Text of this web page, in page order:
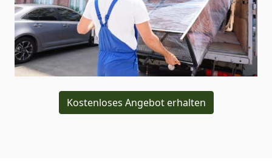
Kostenloses Angebot erhalten